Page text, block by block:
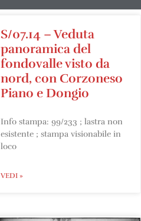
S/07.14 – Veduta
panoramica del
fondovalle visto da
nord, con Corzoneso
Piano e Dongio
Info stampa: 99/233 ; lastra non
esistente ; stampa visionabile in
loco
VEDI »